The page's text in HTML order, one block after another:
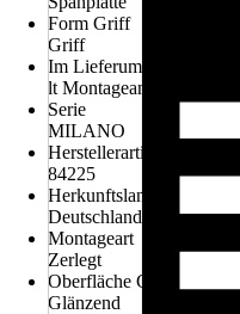
Form Griff
Griff
Im Lieferumfang enthalten
lt Montageanleitung
Serie
MILANO
Herstellerartikelnummer
84225
Herkunftsland
Deutschland
Montageart
Zerlegt
Oberfläche Griff
Glänzend